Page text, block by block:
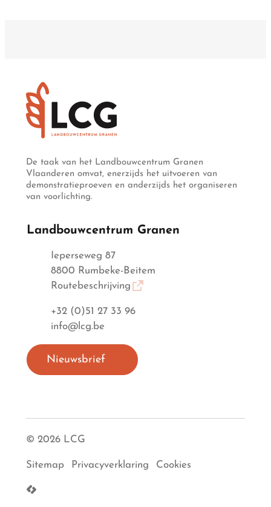
De taak van het Landbouwcentrum Granen
Vlaanderen omvat, enerzijds het uitvoeren van
demonstratieproeven en anderzijds het organiseren
van voorlichting.
Landbouwcentrum Granen
AdresIeperseweg 87
,8800 Rumbeke-Beitem
Routebeschrijving
+32 (0)51 27 33 96
E-mailinfo@ lcg.be
Nieuwsbrief
© 2026 LCG
Sitemap Privacyverklaring Cookies
LCP nv 2026 ©